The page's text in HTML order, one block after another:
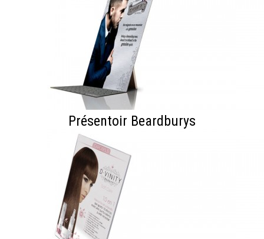
Présentoir Beardburys